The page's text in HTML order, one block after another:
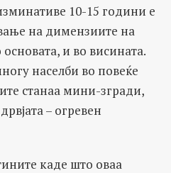
10-15 години е
на димензиите на
и во висината.
населби во повеќе
станаа мини-згради,
– огревен
каде што оваа